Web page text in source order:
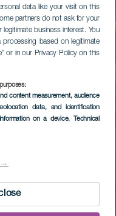
data like your visit on this
partners do not ask for your
business interest. You
based on legitimate
or in our Privacy Policy on this
content measurement, audience
data, and identification
on a device, Technical
→